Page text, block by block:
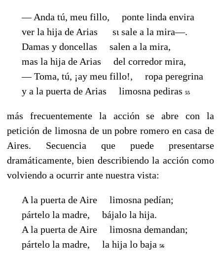
— Anda tú, meu fillo, ponte linda envira
ver la hija de Arias sι sale a la mira—.
Damas y doncellas salen a la mira,
mas la hija de Arias del corredor mira,
— Toma, tú, ¡ay meu fillo!, ropa peregrina
y a la puerta de Arias limosna pediras 55
más frecuentemente la acción se abre con la
petición de limosna de un pobre romero en casa de
Aires. Secuencia que puede presentarse
dramáticamente, bien describiendo la acción como
volviendo a ocurrir ante nuestra vista:
A la puerta de Aire
limosna pedían;
pártelo la madre, bájalo la hija.
A la puerta de Aire limosna demandan;
pártelo la madre, la hija lo baja 56